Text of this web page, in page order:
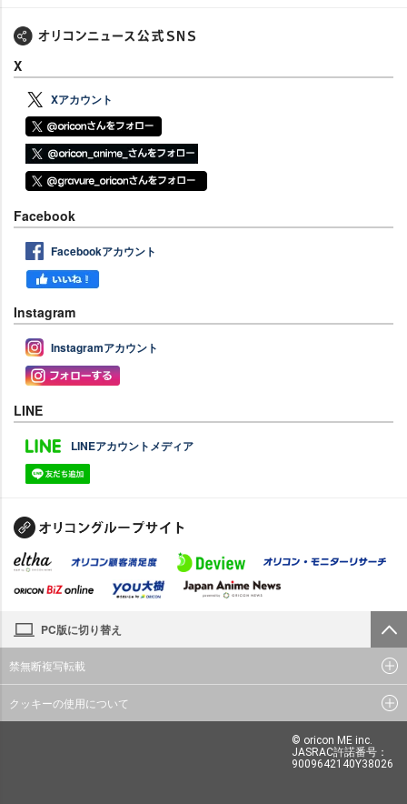
X
Xアカウント
Facebook
Facebookアカウント
Instagram
Instagramアカウント
LINE
LINEアカウントメディア
PC版に切り替え
禁無断複写転載
クッキーの使用について
© oricon ME inc.
JASRAC許諾番号：
9009642140Y38026